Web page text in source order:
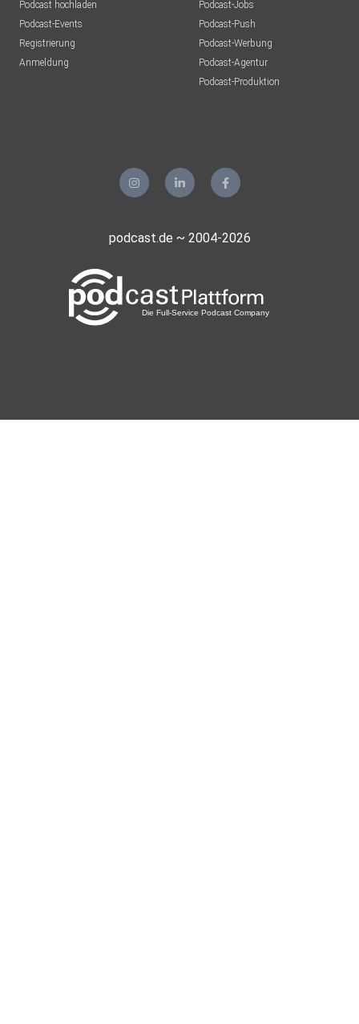
Podcast hochladen
Podcast-Events
Registrierung
Anmeldung
Podcast-Jobs
Podcast-Push
Podcast-Werbung
Podcast-Agentur
Podcast-Produktion
podcast.de ~ 2004-2026